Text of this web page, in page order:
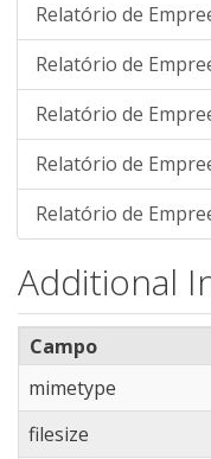
Relatório de
Relatório de
Relatório de
Relatório de
Relatório de
Additional
Campo
mimetype
filesize